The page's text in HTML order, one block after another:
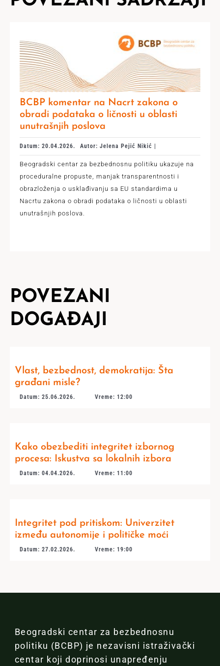
BCBP komentar na Nacrt zakona o
obradi podataka o ličnosti u oblasti
unutrašnjih poslova
Datum: 20.04.2026. Autor: Jelena Pejić Nikić |
Beogradski centar za bezbednosnu politiku ukazuje na
proceduralne propuste, manjak transparentnosti i
obrazloženja o usklađivanju sa EU standardima u
Nacrtu zakona o obradi podataka o ličnosti u oblasti
unutrašnjih poslova.
POVEZANI
DOGAĐAJI
Vlast, bezbednost, demokratija: Šta
građani misle?
Datum: 25.06.2026. Vreme: 12:00
Kako obezbediti integritet izbornog
procesa: Iskustva sa lokalnih izbora
Datum: 04.04.2026. Vreme: 11:00
Integritet pod pritiskom: Univerzitet
između autonomije i političke moći
Datum: 27.02.2026. Vreme: 19:00
Beogradski centar za bezbednosnu
politiku (BCBP) je nezavisni istraživački
centar koji doprinosi unapređenju